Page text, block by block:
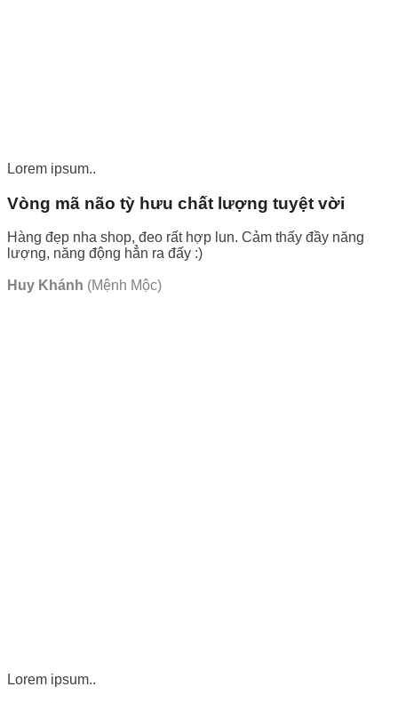
Lorem ipsum..
Vòng mã não tỳ hưu chất lượng tuyệt vời
Hàng đẹp nha shop, đeo rất hợp lun. Cảm thấy đầy năng
lượng, năng động hẳn ra đấy :)
Huy Khánh (Mệnh Mộc)
Lorem ipsum..